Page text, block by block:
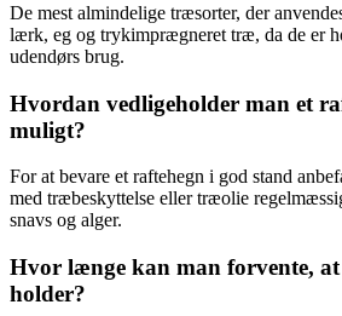
De mest almindelige træsorter, der
lærk, eg og trykimprægneret træ, da de er
udendørs brug.
Hvordan vedligeholder man et
muligt?
For at bevare et raftehegn i god stand
med træbeskyttelse eller træolie
snavs og alger.
Hvor længe kan man forvente, at
holder?